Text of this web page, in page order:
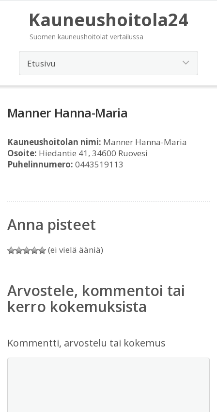
Kauneushoitola24
Suomen kauneushoitolat vertailussa
Manner Hanna-Maria
Kauneushoitolan nimi: Manner Hanna-Maria
Osoite: Hiedantie 41, 34600 Ruovesi
Puhelinnumero: 0443519113
Anna pisteet
(ei vielä ääniä)
Arvostele, kommentoi tai
kerro kokemuksista
Kommentti, arvostelu tai kokemus